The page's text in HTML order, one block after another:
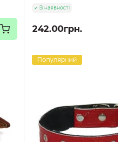
В наявності
242.00грн.
Популярний